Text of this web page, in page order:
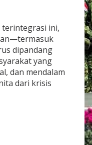
terintegrasi ini,
dipandang
yang
dan mendalam
dari krisis